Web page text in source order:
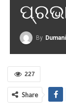
By
227
Share